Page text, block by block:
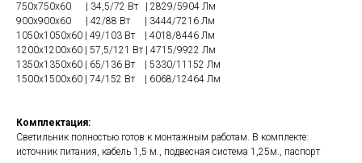
750х750х60 | 34,5/72 Вт | 2829/5904 Лм
900х900х60 | 42/88 Вт | 3444/7216 Лм
1050х1050х60 | 49/103 Вт | 4018/8446 Лм
1200х1200х60 | 57,5/121 Вт | 4715/9922 Лм
1350х1350х60 | 65/136 Вт | 5330/11152 Лм
1500х1500х60 | 74/152 Вт | 6068/12464 Лм
Комплектация:
Светильник полностью готов к монтажным работам. В комплекте:
источник питания, кабель 1,5 м., подвесная система 1,25м., паспорт